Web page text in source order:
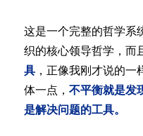
这是一个完整的哲学系
织的核心领导哲学，而
具，正像我刚才说的一
体一点， 不平衡就是发
是解决问题的工具。